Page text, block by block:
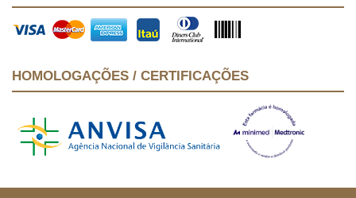
HOMOLOGAÇÕES / CERTIFICAÇÕES